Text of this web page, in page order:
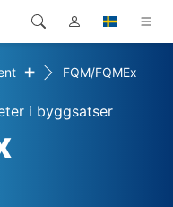
+ FQM/FQMEx
i byggsatser